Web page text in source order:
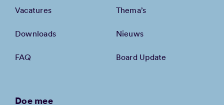
Vacatures
Downloads
FAQ
Thema’s
Nieuws
Board Update
Doe mee